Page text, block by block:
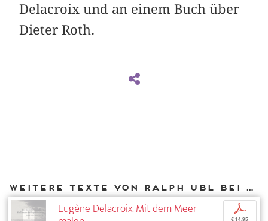
Delacroix und an einem Buch über
Dieter Roth.
Weitere Texte von Ralph Ubl bei DIAPHANES
Eugène Delacroix. Mit dem Meer p
€ 14,95